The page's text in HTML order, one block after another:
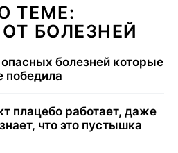
ТЕМЕ:
БОЛЕЗНЕЙ
болезней которые
победила
плацебо работает, даже
что это пустышка